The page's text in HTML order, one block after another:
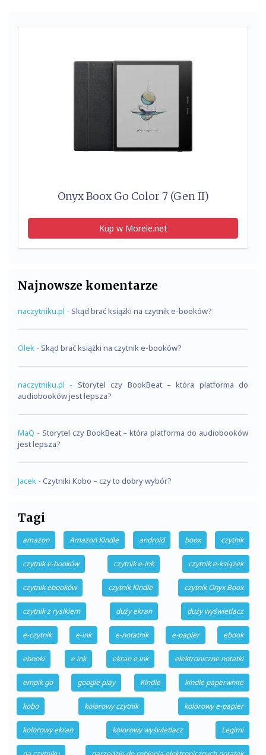
Onyx Boox Go Color 7 (Gen II)
Kup w Morele.net
Najnowsze komentarze
naczytniku.pl - Skąd brać książki na czytnik e-booków?
Olek - Skąd brać książki na czytnik e-booków?
naczytniku.pl - Storytel czy BookBeat – która platforma do
audiobooków jest lepsza?
MaQ - Storytel czy BookBeat – która platforma do audiobooków
jest lepsza?
Jacek - Czytniki Kobo – czy to dobry wybór?
Tagi
amazon Amazon Kindle android boox czytnik
czytnik e-booków czytnik e-ink czytnik e-książek
czytnik ebooków czytnik Kindle czytnik Onyx Boox
czytnik z rysikiem duży ekran duży wyświetlacz
e-czytnik e-ink e-notatnik e-papier ebook
ebooki e ink ekran e ink elektroniczne notatki
empik go google play Kindle kindle paperwhite
kobo kolorowy czytnik kolorowy e-papier
kolorowy ekran kolorowy wyświetlacz Legimi